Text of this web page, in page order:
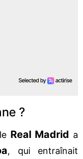
?
Real Madrid a
, qui entraînait